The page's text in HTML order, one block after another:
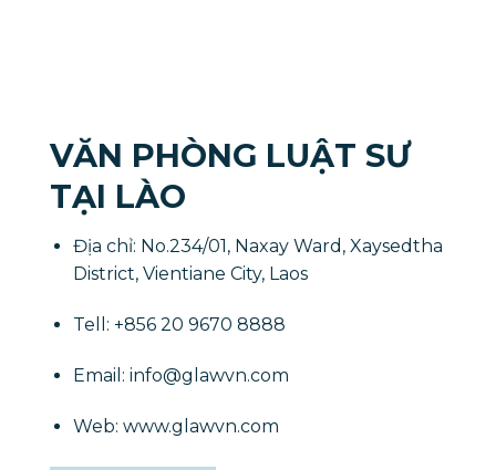
VĂN PHÒNG LUẬT SƯ
TẠI LÀO
Địa chỉ: No.234/01, Naxay Ward, Xaysedtha
District, Vientiane City, Laos
​Tell: +856 20 9670 8888
Email: info@glawvn.com
Web: www.glawvn.com